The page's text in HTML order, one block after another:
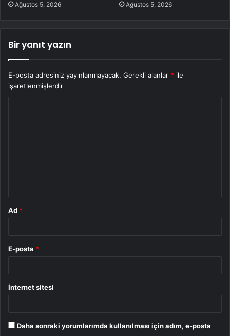
Ağustos 5, 2026 Ağustos 5, 2026
Bir yanıt yazın
E-posta adresiniz yayınlanmayacak. Gerekli alanlar * ile
işaretlenmişlerdir
Ad *
E-posta *
İnternet sitesi
Daha sonraki yorumlarımda kullanılması için adım, e-posta